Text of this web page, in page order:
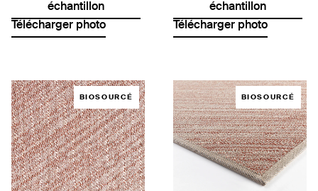
échantillon
Télécharger photo
échantillon
Télécharger photo
BIOSOURCÉ BIOSOURCÉ